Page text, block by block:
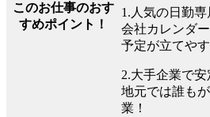
このお仕事のおす
すめポイント！
1.人気の日勤
会社カレンダ
予定が立てや
2.大手企業で
地元では誰も
業！